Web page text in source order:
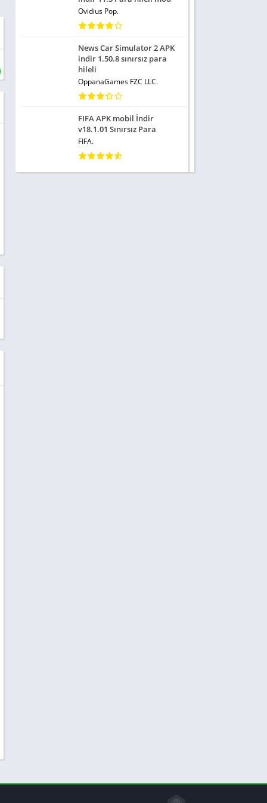
Ovidius Pop.
News Car Simulator 2 APK
indir 1.50.8 sınırsız para
hileli
OppanaGames FZC LLC.
FIFA APK mobil İndir
v18.1.01 Sınırsız Para
FIFA.